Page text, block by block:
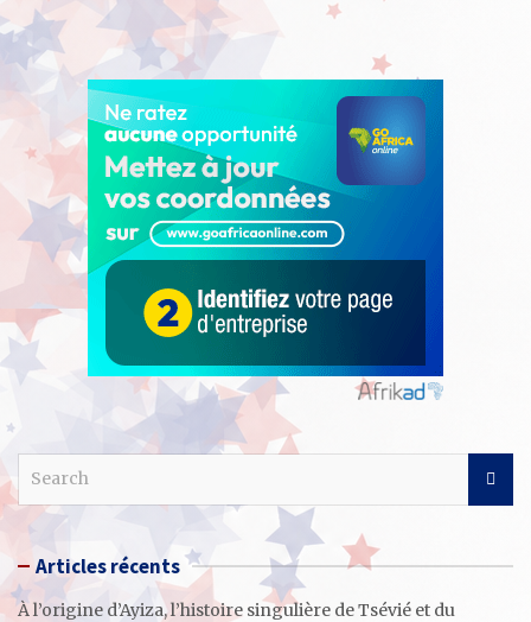
c
h
Articles récents
À l’origine d’Ayiza, l’histoire singulière de Tsévié et du